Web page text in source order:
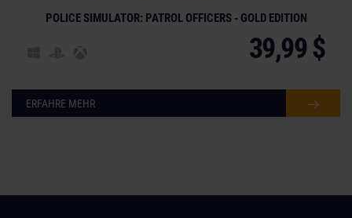
POLICE SIMULATOR: PATROL OFFICERS - GOLD EDITION
39,99 $
ERFAHRE MEHR